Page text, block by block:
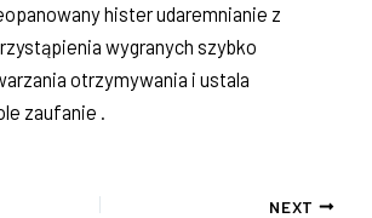
hister udaremnianie z
wygranych szybko
otrzymywania i ustala
zaufanie .
NEXT